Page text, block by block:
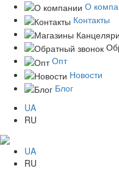
О
Контакты
Опт
Новости
Блог
UA
RU
UA
RU